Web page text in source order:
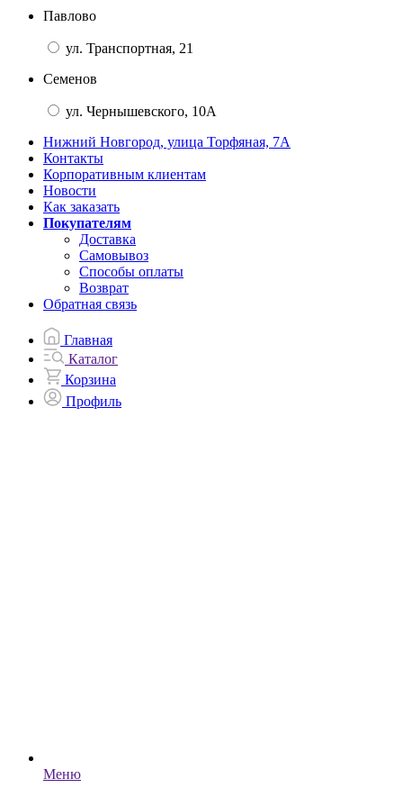
Павлово
ул. Транспортная, 21
Семенов
ул. Чернышевского, 10А
Нижний Новгород, улица Торфяная, 7А
Контакты
Корпоративным клиентам
Новости
Как заказать
Покупателям
Доставка
Самовывоз
Способы оплаты
Возврат
Обратная связь
Главная
Каталог
Корзина
Профиль
Меню